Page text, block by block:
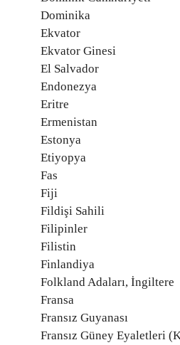
Dominika
Ekvator
Ekvator Ginesi
El Salvador
Endonezya
Eritre
Ermenistan
Estonya
Etiyopya
Fas
Fiji
Fildişi Sahili
Filipinler
Filistin
Finlandiya
Folkland Adaları, İngiltere
Fransa
Fransız Guyanası
Fransız Güney Eyaletleri